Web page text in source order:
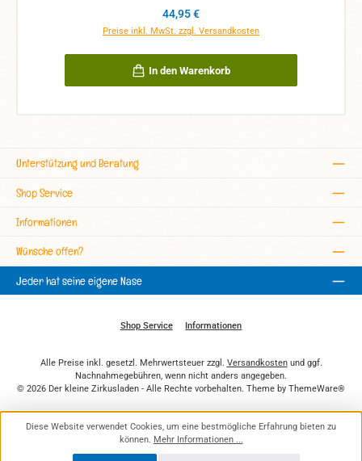
Regulärer Preis:
44,95 €
Preise inkl. MwSt. zzgl. Versandkosten
In den Warenkorb
Unterstützung und Beratung
Shop Service
Informationen
Wünsche offen?
Jeder hat seine eigene Nase
Shop Service Informationen
Alle Preise inkl. gesetzl. Mehrwertsteuer zzgl. Versandkostenund ggf.
Nachnahmegebühren, wenn nicht anders angegeben.
© 2026 Der kleine Zirkusladen - Alle Rechte vorbehalten. Theme by ThemeWare®
Diese Website verwendet Cookies, um eine bestmögliche Erfahrung bieten zu
können. Mehr Informationen ...